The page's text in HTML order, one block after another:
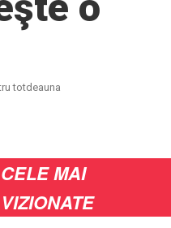
totdeauna
CELE MAI
VIZIONATE